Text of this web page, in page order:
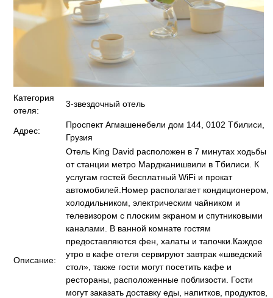
Категория
отеля:
3-звездочный отель
Адрес:
Проспект Агмашенебели дом 144, 0102 Тбилиси,
Грузия
Описание:
Отель King David расположен в 7 минутах ходьбы
от станции метро Марджанишвили в Тбилиси. К
услугам гостей бесплатный WiFi и прокат
автомобилей.Номер располагает кондиционером,
холодильником, электрическим чайником и
телевизором с плоским экраном и спутниковыми
каналами. В ванной комнате гостям
предоставляются фен, халаты и тапочки.Каждое
утро в кафе отеля сервируют завтрак «шведский
стол», также гости могут посетить кафе и
рестораны, расположенные поблизости. Гости
могут заказать доставку еды, напитков, продуктов,